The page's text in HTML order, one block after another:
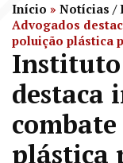
Início » Notícias /
Advogados
poluição plástica
Instituto
destaca
plástica